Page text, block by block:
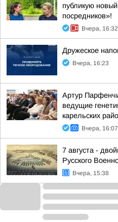
публикую
посредников»!
Вчера, 16:32
Дружеское
Вчера, 16:23
Артур
ведущие
карельских
Вчера, 16:07
7 августа -
Русского
Вчера, 15:38